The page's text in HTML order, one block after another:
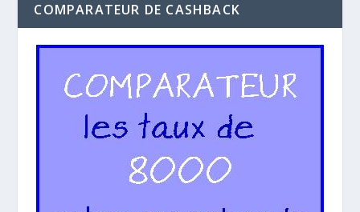
COMPARATEUR DE CASHBACK